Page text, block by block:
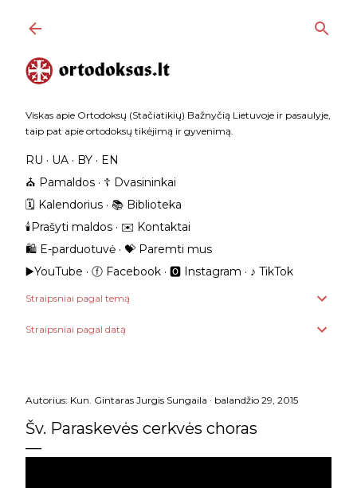
Praleisti ir pereiti prie pagrindinio turinio
Viskas apie Ortodoksų (Stačiatikių) Bažnyčią Lietuvoje ir pasaulyje,
taip pat apie ortodoksų tikėjimą ir gyvenimą.
RU UA BY
EN
⛪️ Pamaldos
☦️ Dvasininkai
🗓️ Kalendorius
📚 Biblioteka
🕯️Prašyti maldos
✉️ Kontaktai
🛍️ E-parduotuvė
💝 Paremti mus
▶️YouTube
ⓕ Facebook 🅾 Instagram ‎♪ TikTok
Straipsniai pagal temą
Straipsniai pagal datą
Autorius: Kun. Gintaras Jurgis Sungaila balandžio 29, 2015
Šv. Paraskevės cerkvės choras